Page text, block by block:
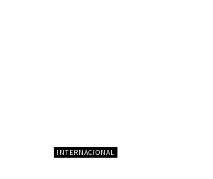
INTERNACIONAL